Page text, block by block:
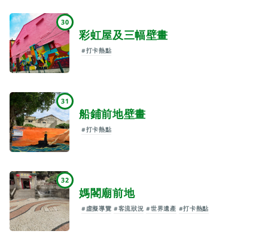
30
彩虹屋及三幅壁畫
#打卡熱點
31
船鋪前地壁畫
#打卡熱點
32
媽閣廟前地
#虛擬導覽 #客流狀況 #世界遺產 #打卡熱點